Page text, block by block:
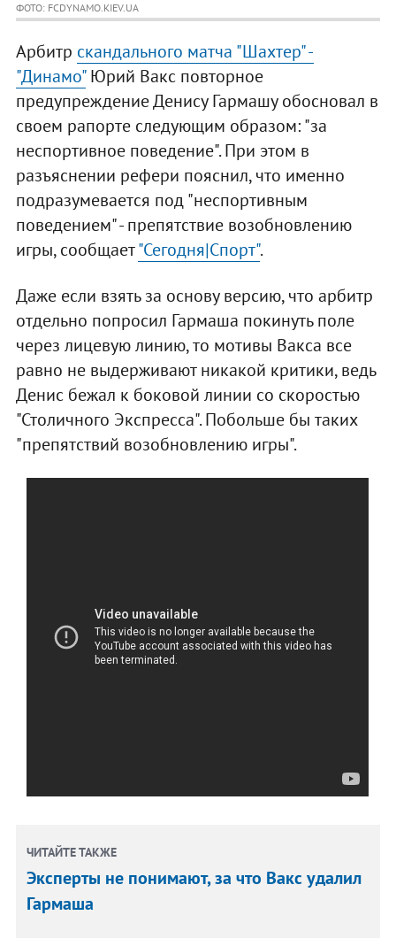
ФОТО: FCDYNAMO.KIEV.UA
Арбитр скандального матча "Шахтер" -
"Динамо"Юрий Вакс повторное
предупреждение Денису Гармашу обосновал в
своем рапорте следующим образом: "за
неспортивное поведение". При этом в
разъяснении рефери пояснил, что именно
подразумевается под "неспортивным
поведением" - препятствие возобновлению
игры, сообщает"Сегодня|Спорт".
Даже если взять за основу версию, что арбитр
отдельно попросил Гармаша покинуть поле
через лицевую линию, то мотивы Вакса все
равно не выдерживают никакой критики, ведь
Денис бежал к боковой линии со скоростью
"Столичного Экспресса". Побольше бы таких
"препятствий возобновлению игры".
ЧИТАЙТЕ ТАКЖЕ
Эксперты не понимают, за что Вакс удалил
Гармаша